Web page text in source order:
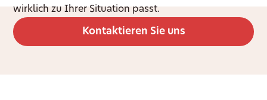
wirklich zu Ihrer Situation passt.
Kontaktieren Sie uns